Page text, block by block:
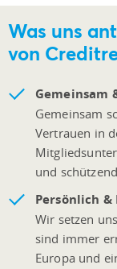
Was uns
von
Gemeinsam
Gemeinsam
Vertrauen in
und
Persönlich &
Wir setzen
sind immer
Europa und